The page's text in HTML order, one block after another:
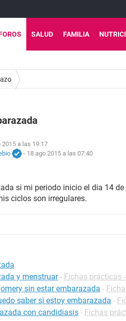
SALUD FAMILIA
2015 a las 19:17
- 18 ago 2015 a las 07:40
si mi periodo inicio el dia 14
ciclos son irregulares.
y menstruar - Fichas prácticas
sin estar embarazada -
saber si estoy embarazada -
con candidiasis - Fichas